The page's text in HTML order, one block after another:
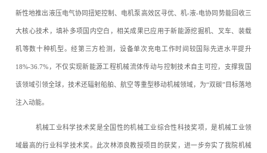
新性地推出液压电气协同扭矩控制、电机泵高效区寻优、机-液-电协同势能回收三
大核心技术，填补多项国内空白，相关成果已应用于新能源挖掘机、叉车、装载
机等数十种机型。经第三方检测，设备单次充电工作时间较国际先进水平提升
18%-36.7%，不仅实现新能源工程机械流体传动与控制技术自主可控，支撑我国
该领域引领全球，技术还辐射船舶、航空等重型移动机械领域，为“双碳”目标落地
注入动能。
机械工业科学技术奖是全国性的机械工业综合性科技奖项，是机械工业领
域最高的行业科学技术奖。此次林添良教授项目的获奖，进一步夯实了我院机械